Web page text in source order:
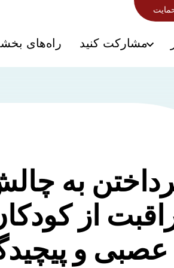
راه‌های مشارکت کنید
به
از
عصبی و